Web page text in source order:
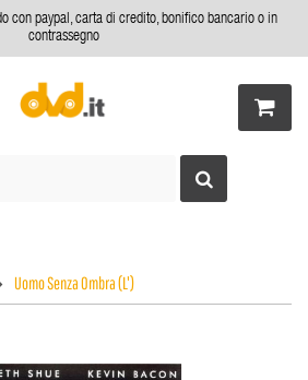
con paypal, carta di credito, bonifico bancario o in
contrassegno
Uomo Senza Ombra (L')